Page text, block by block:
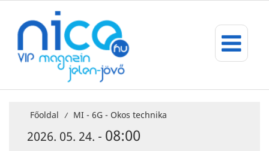
Főoldal / MI - 6G - Okos technika
2026. 05. 24. - 08:00